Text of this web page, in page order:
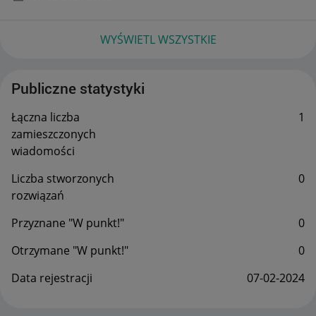
WYŚWIETL WSZYSTKIE
Publiczne statystyki
Łączna liczba
zamieszczonych
wiadomości
1
Liczba stworzonych
rozwiązań
0
Przyznane "W punkt!"
0
Otrzymane "W punkt!"
0
Data rejestracji
‎07-02-2024